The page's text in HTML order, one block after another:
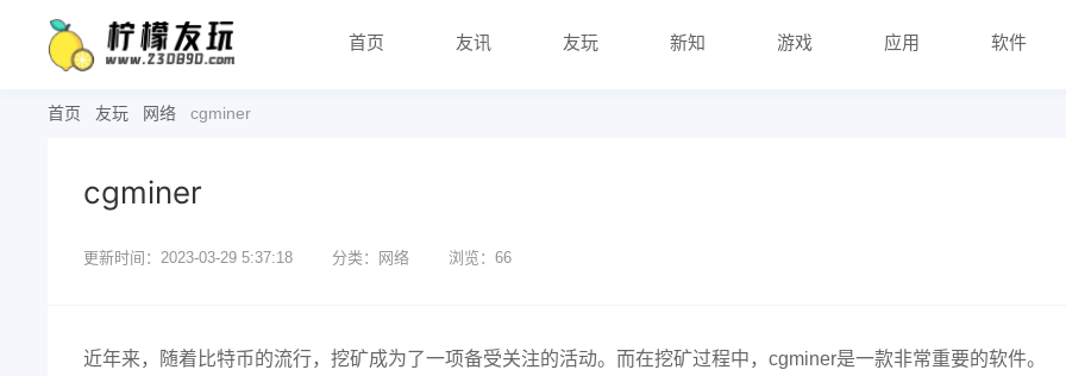
首页 友讯 友玩 新知 游戏 应用 软件
首页 友玩 网络 cgminer
cgminer
更新时间：2023-03-29 5:37:18 分类：网络 浏览：66
近年来，随着比特币的流行，挖矿成为了一项备受关注的活动。而在挖矿过程中，cgminer是一款非常重要的软件。